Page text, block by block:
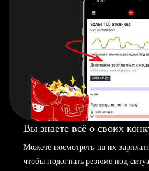
Вы знаете всё о своих
Можете посмотреть на их
чтобы подогнать резюме под